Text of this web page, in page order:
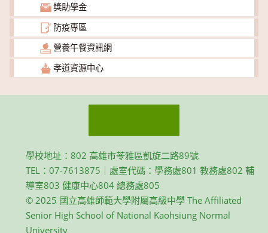
獎助學金
防疫專區
營養午餐資訊網
孝道資源中心
學校地址：802 高雄市苓雅區凱旋二路89號
TEL：07-7613875｜處室代碼：學務處801 教務處802 輔
導室803 健康中心804 總務處805
© 2025 國立高雄師範大學附屬高級中學 The Affiliated
Senior High School of National Kaohsiung Normal
University